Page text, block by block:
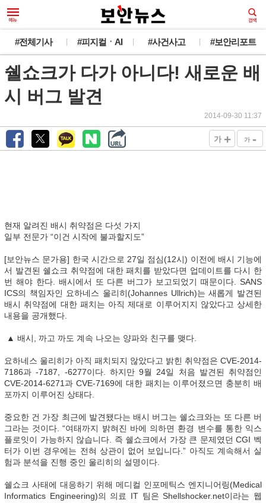
#전체기사 #피지컬ㆍAI #사건사고 #보안리포트
쉘쇼크가 다가 아니다! 새로운 배
시 버그 발견
2014-09-30 11:37
가 + 가 -
현재 알려진 배시 취약점은 다섯 가지
일부 전문가 “이건 시작에 불과할지도”
[보안뉴스 문가용] 한국 시간으로 27일 점심(12시) 이전에 배시 기능에
서 발견된 쉘쇼크 취약점에 대한 패치를 받았다면 업데이트를 다시 한
번 해야 한다. 배시에서 또 다른 버그가 보고되었기 때문이다. SANS
ICS의 책임자인 요하네스 울리히(Johannes Ullrich)는 새롭게 발견된
배시 취약점에 대한 패치는 아직 제대로 이루어지지 않았다고 상세한
내용을 공개했다.
▲ 배시, 까고 까도 계속 나오는 양파와 친구를 맺다.
요하네스 울리히가 아직 패치되지 않았다고 밝힌 취약점은 CVE-2014-
7186과 -7187, -6277이다. 하지만 9월 24일 처음 발견된 취약점인
CVE-2014-6271과 CVE-7169에 대한 패치는 이루어졌으면 충분히 배
포까지 이루어진 상태다.
중요한 건 가장 최근에 발견됐다는 배시 버그는 쉘쇼크와는 또 다른 버
그라는 것이다. “여태까지 밝혀진 바에 의하면 환경 변수를 통한 익스
플로잇이 가능하지 않습니다. 즉 쉘쇼크에서 가장 큰 문제였던 CGI 벡
터가 이번 경우에는 전혀 상관이 없어 보입니다.” 아직도 계속해서 실
험과 분석을 진행 중인 울리히의 설명이다.
쉘쇼크 사태에 대응하기 위해 메디컬 인포메틱스 엔지니어링(Medical
Informatics Engineering)의 의료 IT 팀은 Shellshocker.net이라는 웹